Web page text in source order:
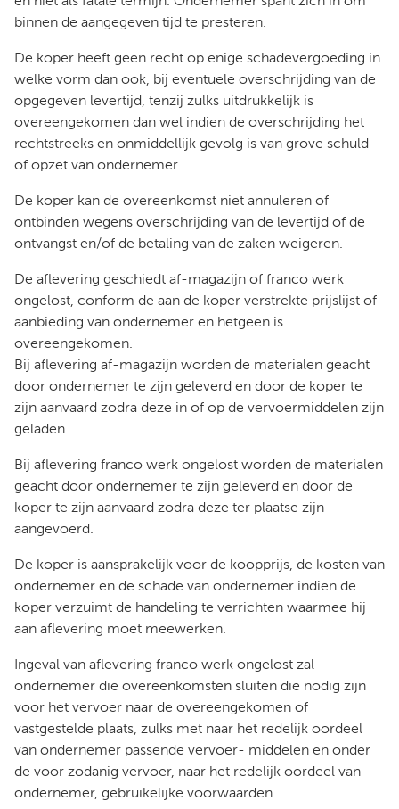
binnen de aangegeven tijd te presteren.
De koper heeft geen recht op enige schadevergoeding in
welke vorm dan ook, bij eventuele overschrijding van de
opgegeven levertijd, tenzij zulks uitdrukkelijk is
overeengekomen dan wel indien de overschrijding het
rechtstreeks en onmiddellijk gevolg is van grove schuld
of opzet van ondernemer.
De koper kan de overeenkomst niet annuleren of
ontbinden wegens overschrijding van de levertijd of de
ontvangst en/of de betaling van de zaken weigeren.
De aflevering geschiedt af-magazijn of franco werk
ongelost, conform de aan de koper verstrekte prijslijst of
aanbieding van ondernemer en hetgeen is
overeengekomen.
Bij aflevering af-magazijn worden de materialen geacht
door ondernemer te zijn geleverd en door de koper te
zijn aanvaard zodra deze in of op de vervoermiddelen zijn
geladen.
Bij aflevering franco werk ongelost worden de materialen
geacht door ondernemer te zijn geleverd en door de
koper te zijn aanvaard zodra deze ter plaatse zijn
aangevoerd.
De koper is aansprakelijk voor de koopprijs, de kosten van
ondernemer en de schade van ondernemer indien de
koper verzuimt de handeling te verrichten waarmee hij
aan aflevering moet meewerken.
Ingeval van aflevering franco werk ongelost zal
ondernemer die overeenkomsten sluiten die nodig zijn
voor het vervoer naar de overeengekomen of
vastgestelde plaats, zulks met naar het redelijk oordeel
van ondernemer passende vervoer- middelen en onder
de voor zodanig vervoer, naar het redelijk oordeel van
ondernemer, gebruikelijke voorwaarden.